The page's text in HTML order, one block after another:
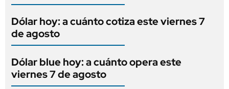
Dólar hoy: a cuánto cotiza este viernes 7
de agosto
Dólar blue hoy: a cuánto opera este
viernes 7 de agosto